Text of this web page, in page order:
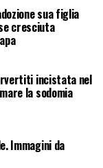
sua figlia
cresciuta
incistata nel
la sodomia
Immagini da